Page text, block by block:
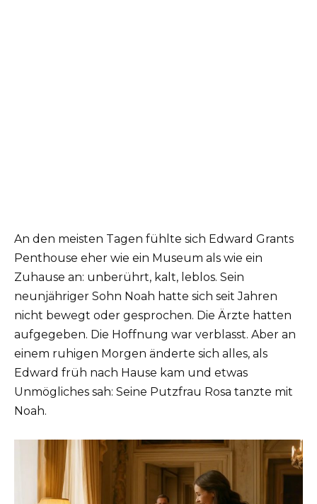
An den meisten Tagen fühlte sich Edward Grants
Penthouse eher wie ein Museum als wie ein
Zuhause an: unberührt, kalt, leblos. Sein
neunjähriger Sohn Noah hatte sich seit Jahren
nicht bewegt oder gesprochen. Die Ärzte hatten
aufgegeben. Die Hoffnung war verblasst. Aber an
einem ruhigen Morgen änderte sich alles, als
Edward früh nach Hause kam und etwas
Unmögliches sah: Seine Putzfrau Rosa tanzte mit
Noah.